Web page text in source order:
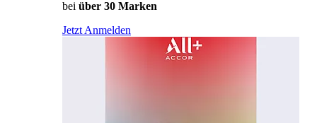
bei über 30 Marken
Jetzt Anmelden